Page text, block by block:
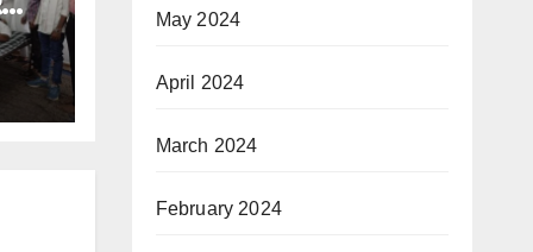
May 2024
April 2024
March 2024
February 2024